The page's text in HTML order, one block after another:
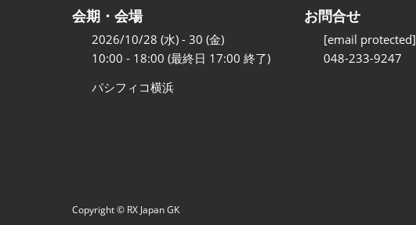
会期・会場
2026/10/28 (水) - 30 (金)
10:00 - 18:00 (最終日 17:00 終了)
パシフィコ横浜
お問合せ
[email protected]
048-233-9247
Copyright © RX Japan GK